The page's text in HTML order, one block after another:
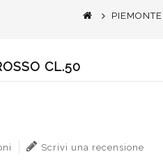
PIEMONTE
CL.50
Scrivi una recensione